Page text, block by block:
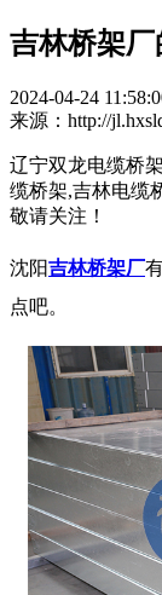
吉林桥架
2024-04-24
来源：http://
辽宁双龙电缆桥
缆桥架,吉林电缆
敬请关注！
沈阳吉林桥架厂
点吧。